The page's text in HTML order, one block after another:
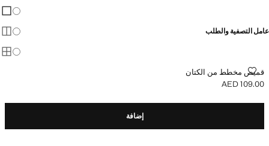
عامل التصفية والطلب
قميص مخطط من الكتان
قميص مخطط من الكتان
السعر الحالي [AED 109.00 ]
AED 109.00
إضافة